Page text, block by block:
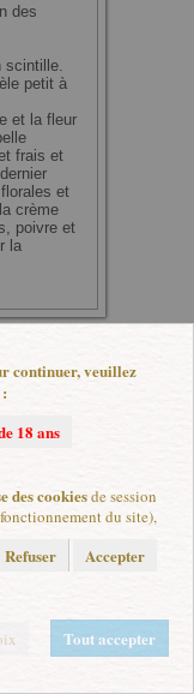
des
scintille.
petit à
et la fleur
frais et
et
crème
poivre et
la
avec modération.
de cookies
continuer, veuillez
18 ans
des cookiesde session
du site),
Refuser Accepter
Tout accepter